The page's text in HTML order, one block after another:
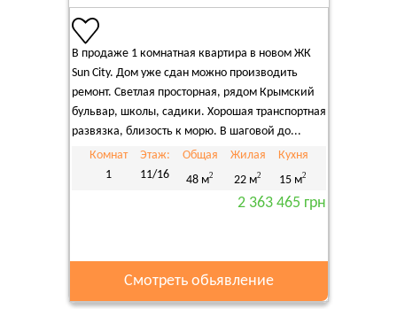
В продаже 1 комнатная квартира в новом ЖК
Sun City. Дом уже сдан можно производить
ремонт. Светлая просторная, рядом Крымский
бульвар, школы, садики. Хорошая транспортная
развязка, близость к морю. В шаговой до...
Комнат
1
Этаж:
11/16
Общая
48 м2
Жилая
22 м2
Кухня
15 м2
2 363 465 грн
Смотреть обьявление